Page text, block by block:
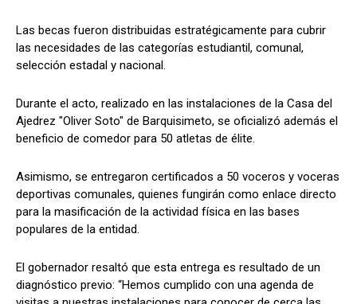
Las becas fueron distribuidas estratégicamente para cubrir
las necesidades de las categorías estudiantil, comunal,
selección estadal y nacional.
Durante el acto, realizado en las instalaciones de la Casa del
Ajedrez "Oliver Soto" de Barquisimeto, se oficializó además el
beneficio de comedor para 50 atletas de élite.
Asimismo, se entregaron certificados a 50 voceros y voceras
deportivas comunales, quienes fungirán como enlace directo
para la masificación de la actividad física en las bases
populares de la entidad.
​El gobernador resaltó que esta entrega es resultado de un
diagnóstico previo: “Hemos cumplido con una agenda de